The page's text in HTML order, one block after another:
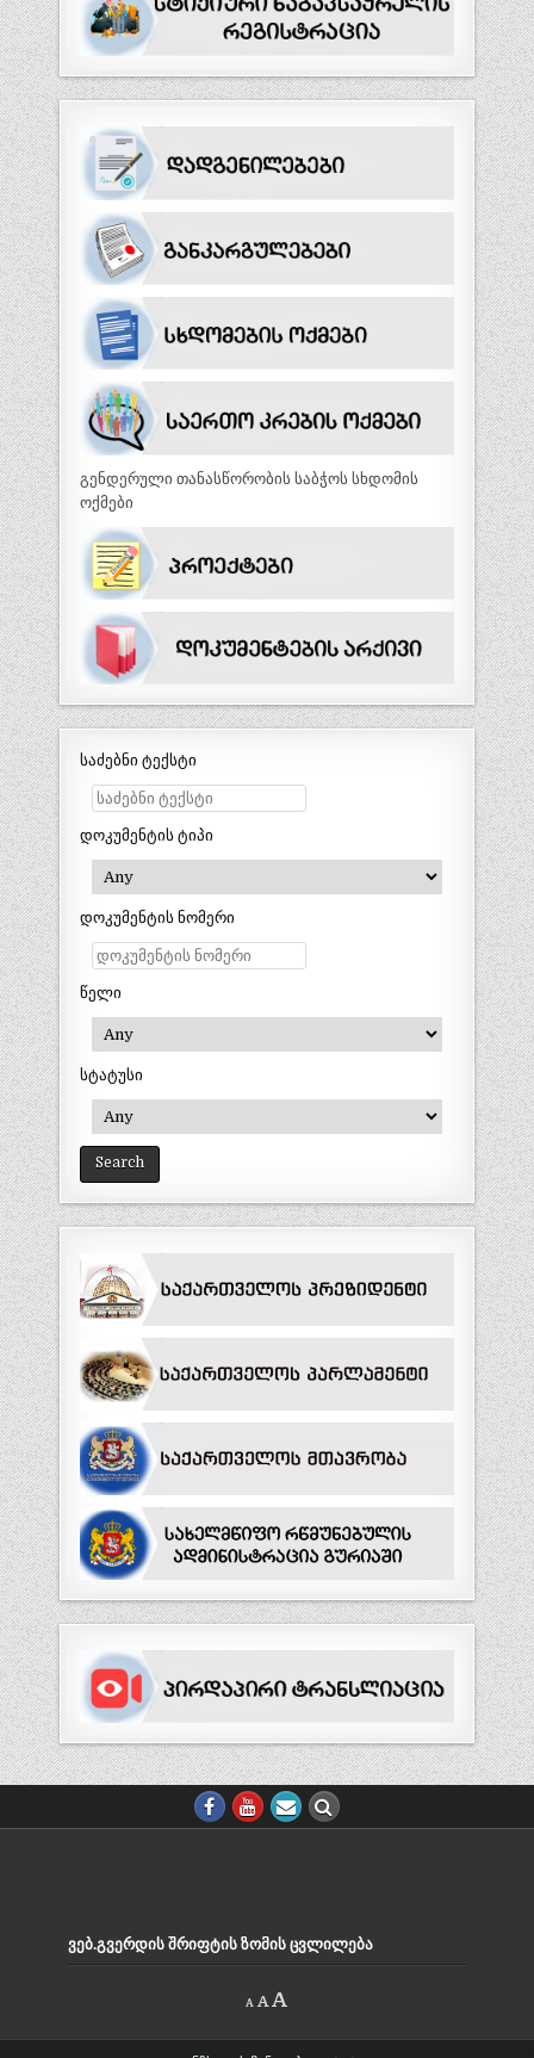
გენდერული თანასწორობის საბჭოს სხდომის
ოქმები
საძებნი ტექსტი
დოკუმენტის ტიპი
დოკუმენტის ნომერი
წელი
სტატუსი
ᲕᲔᲑ.ᲒᲕᲔᲠᲓᲘᲡ ᲨᲠᲘᲤᲢᲘᲡ ᲖᲝᲛᲘᲡ ᲪᲕᲚᲘᲚᲔᲑᲐ
A
Decrease
font
A Reset
size.
A